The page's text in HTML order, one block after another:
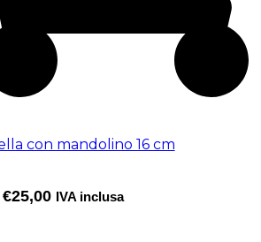
con mandolino 16 cm
€25,00 IVA inclusa